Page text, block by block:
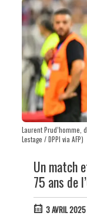
Laurent Prud’homme,
Lestage / DPPI via AFP)
Un match
75 ans de
3 AVRIL